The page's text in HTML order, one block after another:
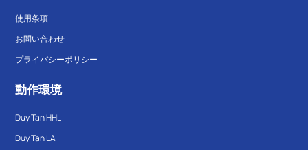
使用条項
お問い合わせ
プライバシーポリシー
動作環境
Duy Tan HHL
Duy Tan LA